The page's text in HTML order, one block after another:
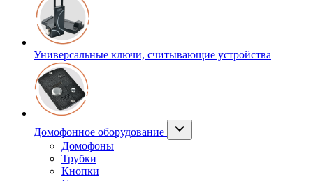
Универсальные ключи, считывающие устройства
Домофонное оборудование
Домофоны
Трубки
Кнопки